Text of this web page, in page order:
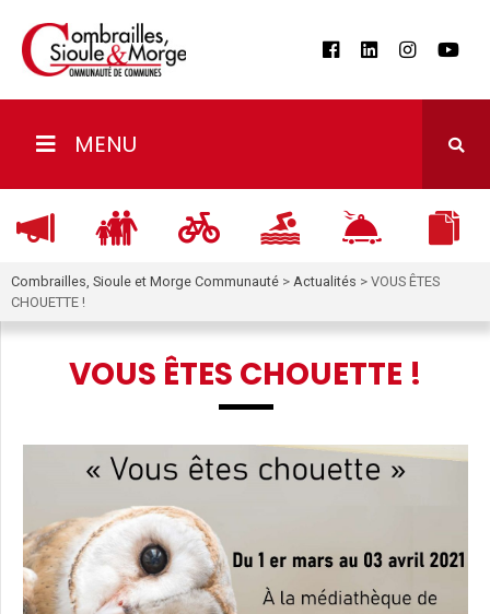
MENU
Combrailles, Sioule et Morge Communauté > Actualités > VOUS ÊTES
CHOUETTE !
VOUS ÊTES CHOUETTE !